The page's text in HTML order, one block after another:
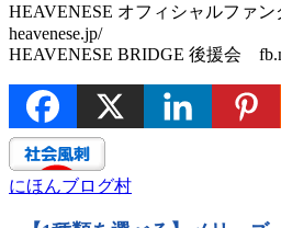
HEAVENESE オフィシャルファ
heavenese.jp/​
HEAVENESE BRIDGE 後援会
にほんブログ村